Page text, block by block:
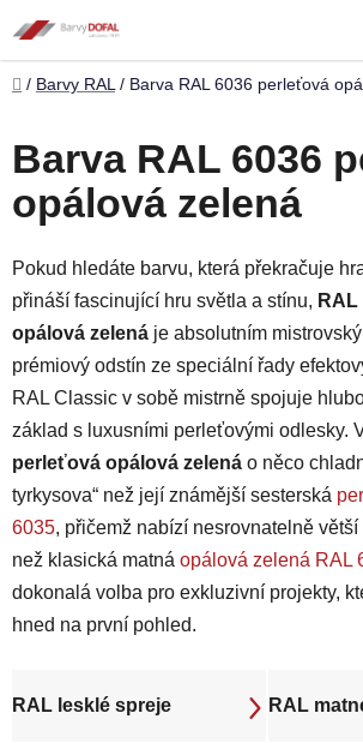
na
obsah
Domů
/ Barvy RAL / Barva RAL 6036 perleťová
Barva RAL 6036
opálová zelená
Pokud hledáte barvu, která překračuje
přináší fascinující hru světla a stínu,
opálová zelená je absolutním
prémiový odstín ze speciální řady
RAL Classic v sobě mistrně spojuje
základ s luxusními perleťovými odlesky.
perleťová opálová zelená o něco
tyrkysova“ než její známější sesterská
6035, přičemž nabízí nesrovnatelně
než klasická matná opálová zelená RAL
dokonalá volba pro exkluzivní projekty,
hned na první pohled.
RAL lesklé spreje RAL